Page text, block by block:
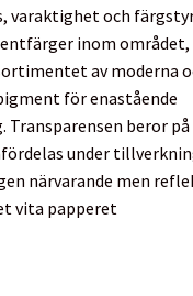
varaktighet och
inom området,
av moderna
för enastående
Transparensen beror
under
närvarande men
vita papperet